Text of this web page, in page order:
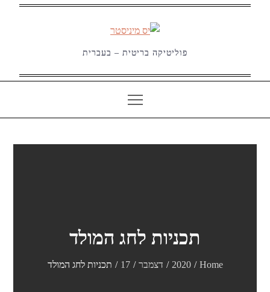
פוליטיקה בריטית – בעברית
תכניות לחג המולד
Home
2020 דצמבר 17 תכניות לחג המולד